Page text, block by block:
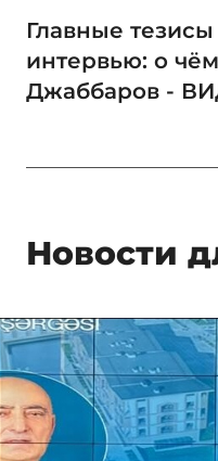
Главные
интервью: о
Джаббаров -
Новости